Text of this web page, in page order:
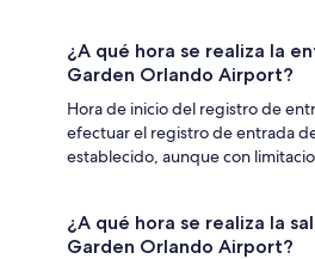
¿A qué hora se realiza la
Garden Orlando Airport?
Hora de inicio del registro de
efectuar el registro de entrada
establecido, aunque con
¿A qué hora se realiza la
Garden Orlando Airport?